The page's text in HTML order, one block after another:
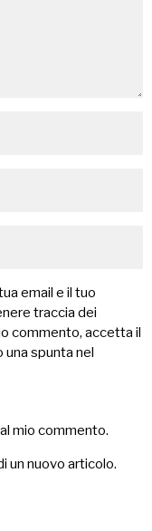
email e il tuo
traccia dei
commento, accetta il
spunta nel
mio commento.
un nuovo articolo.